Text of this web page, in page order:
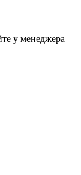
у менеджера